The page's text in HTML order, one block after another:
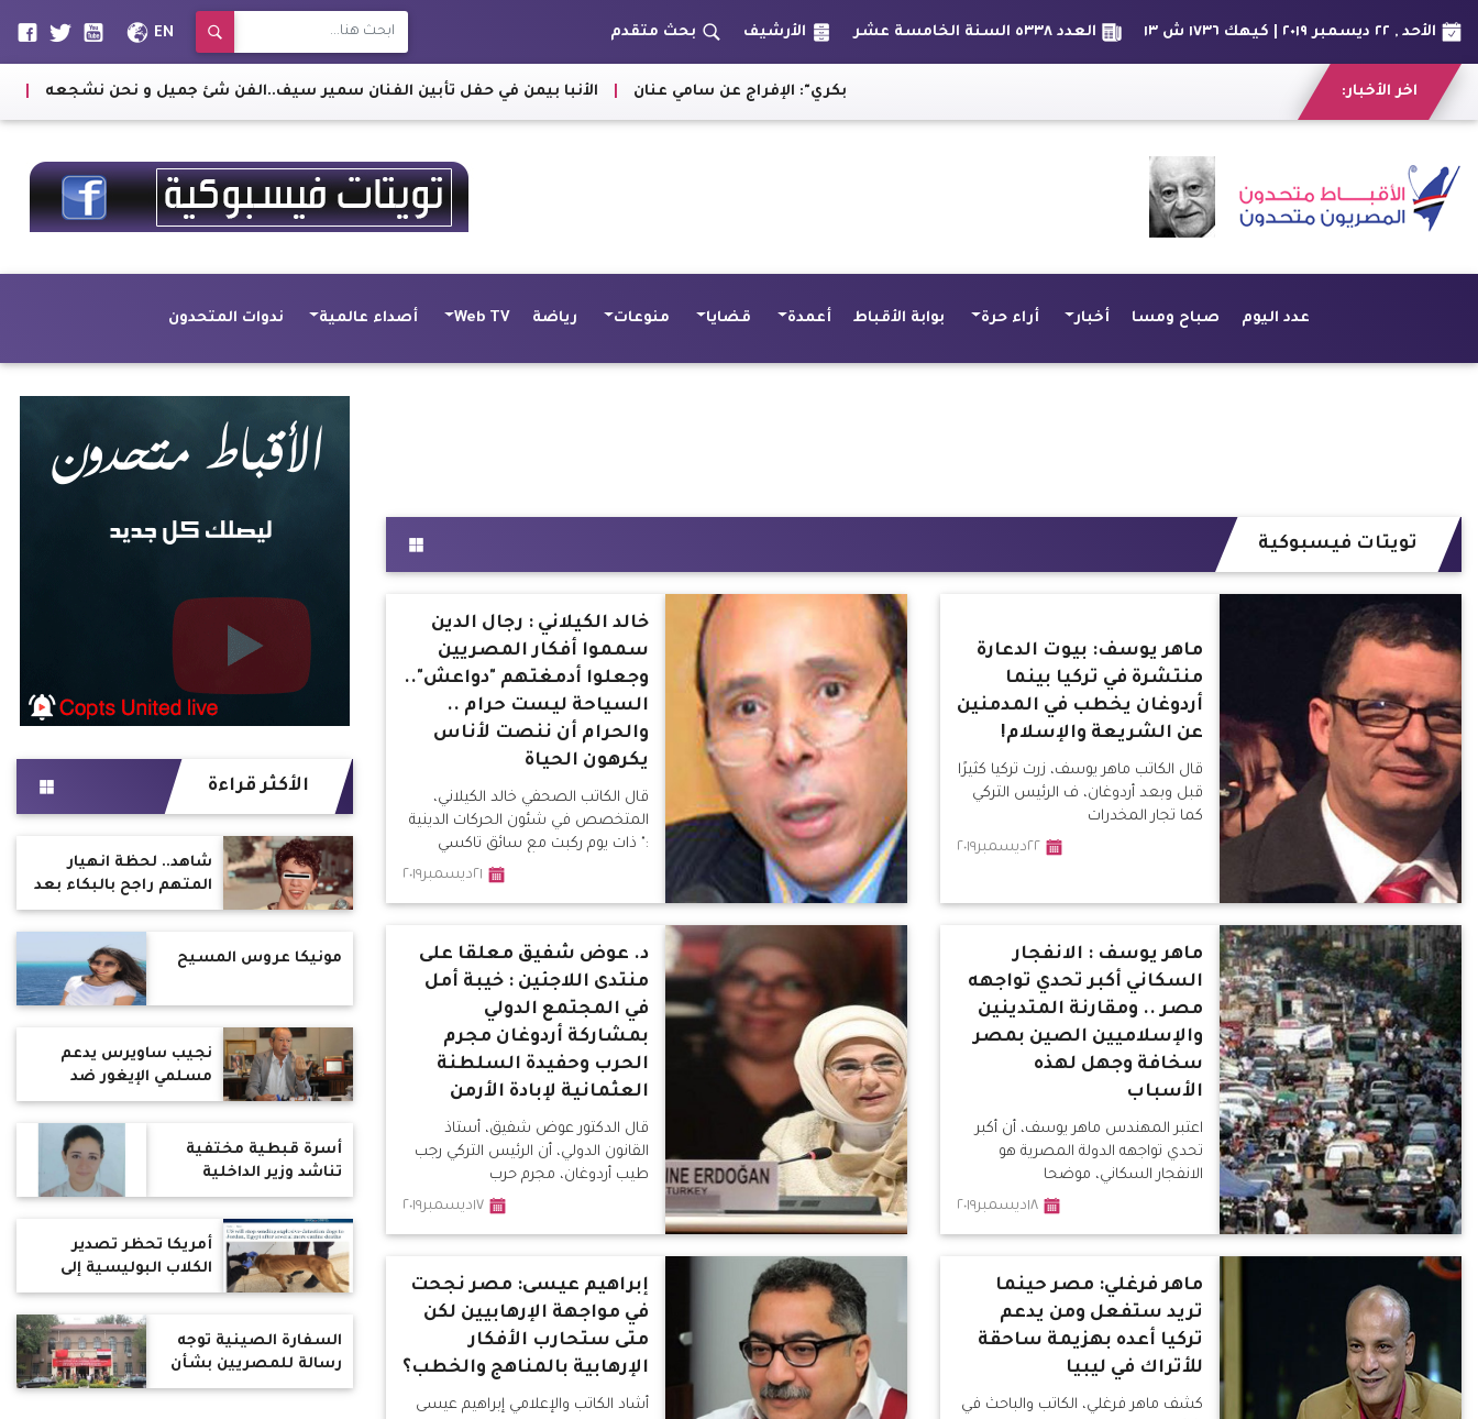
الأحد , ٢٢ ديسمبر ٢٠١٩ | كيهك ١٧٣٦ ش ١٣ العدد ٥٣٣٨ السنة الخامسة عشر الأرشيف بحث متقدم EN
اخر الأخبار: "بكري": الإفراج عن سامي عنان | الأنبا بيمن في حفل تأبين الفنان سمير سيف..الفن شئ جميل و نحن نشجعه | عاجل.. الحكومة
عدد اليوم صباح ومسا أخبار أراء حرة بوابة الأقباط أعمدة قضايا منوعات رياضة Web TV أصداء عالمية ندوات المتحدون
تويتات فيسبوكية
ماهر يوسف: بيوت الدعارة
منتشرة في تركيا بينما
أردوغان يخطب في المدمنين
عن الشريعة والإسلام!
قال الكاتب ماهر يوسف، زرت تركيا كثيرًا
قبل وبعد أردوغان، ف الرئيس التركي
كما تجار المخدرات
٢٢ديسمبر٢٠١٩
خالد الكيلاني : رجال الدين
سمموا أفكار المصريين
وجعلوا أدمغتهم "دواعش"..
السياحة ليست حرام ..
والحرام أن ننصت لأناس
يكرهون الحياة
قال الكاتب الصحفي خالد الكيلاني،
المتخصص في شئون الحركات الدينية
:" ذات يوم ركبت مع سائق تاكسي
٢١ديسمبر٢٠١٩
ماهر يوسف : الانفجار
السكاني أكبر تحدي تواجهه
مصر .. ومقارنة المتدينين
والإسلاميين الصين بمصر
سخافة وجهل لهذه
الأسباب
اعتبر المهندس ماهر يوسف، أن أكبر
تحدي تواجهه الدولة المصرية هو
الانفجار السكاني، موضحا
١٨ديسمبر٢٠١٩
د. عوض شفيق معلقا على
منتدى اللاجئين : خيبة أمل
في المجتمع الدولي
بمشاركة أردوغان مجرم
الحرب وحفيدة السلطنة
العثمانية لإبادة الأرمن
قال الدكتور عوض شفيق، أستاذ
القانون الدولي، أن الرئيس التركي رجب
طيب أردوغان، مجرم حرب
١٧ديسمبر٢٠١٩
ماهر فرغلي: مصر حينما
تريد ستفعل ومن يدعم
تركيا أعده بهزيمة ساحقة
للأتراك في ليبيا
كشف ماهر فرغلي، الكاتب والباحث في
إبراهيم عيسى: مصر نجحت
في مواجهة الإرهابيين لكن
متى ستحارب الأفكار
الإرهابية بالمناهج والخطب؟
أشاد الكاتب والإعلامي إبراهيم عيسى
الأكثر قراءة
شاهد.. لحظة انهيار
المتهم راجح بالبكاء بعد
الحكم عليه بـ ١٥ سنة فى
قضية شهيد الشهامة
مونيكا عروس المسيح
نجيب ساويرس يدعم
مسلمي الإيغور ضد
اضطهاد السلطات
أسرة قبطية مختفية
تناشد وزير الداخلية
لتحديد مصير ابنتهم
مارينا سامى
أمريكا تحظر تصدير
الكلاب البوليسية إلى
مصر (تفاصيل)
السفارة الصينية توجه
رسالة للمصريين بشأن
أقلية الإيجور المسلمة